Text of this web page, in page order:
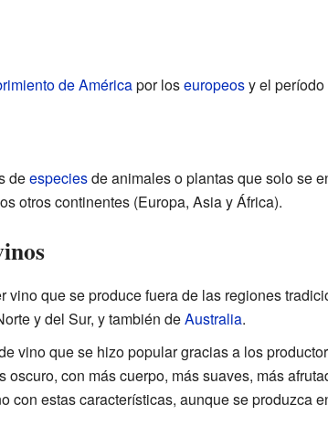
de Américapor loseuropeosy el período
deespeciesde animales o plantas que solo se
otros continentes (Europa, Asia y África).
vino que se produce fuera de las regiones
y del Sur, y también deAustralia.
vino que se hizo popular gracias a los
oscuro, con más cuerpo, más suaves, más
con estas características, aunque se produzca